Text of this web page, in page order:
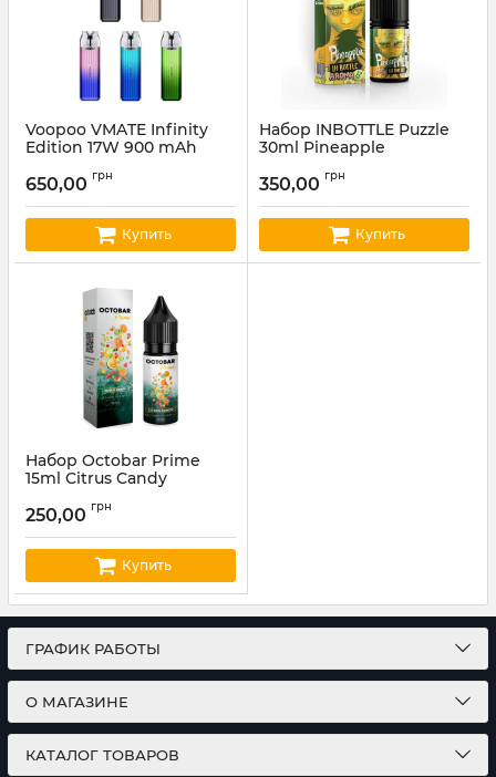
Voopoo VMATE Infinity
Edition 17W 900 mAh
650,00 грн
Купить
Набор INBOTTLE Puzzle
30ml Pineapple
350,00 грн
Купить
Набор Octobar Prime
15ml Citrus Candy
250,00 грн
Купить
ГРАФИК РАБОТЫ
О МАГАЗИНЕ
КАТАЛОГ ТОВАРОВ